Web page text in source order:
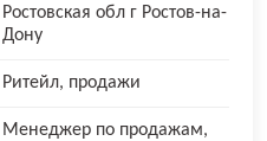
Ростовская обл г Ростов-на-
Дону
Ритейл, продажи
Менеджер по продажам,